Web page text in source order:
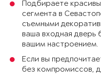
Подбираете
сегмента в
съемными
ваша входная дверь
вашим настроением.
Если вы
без компромиссов,